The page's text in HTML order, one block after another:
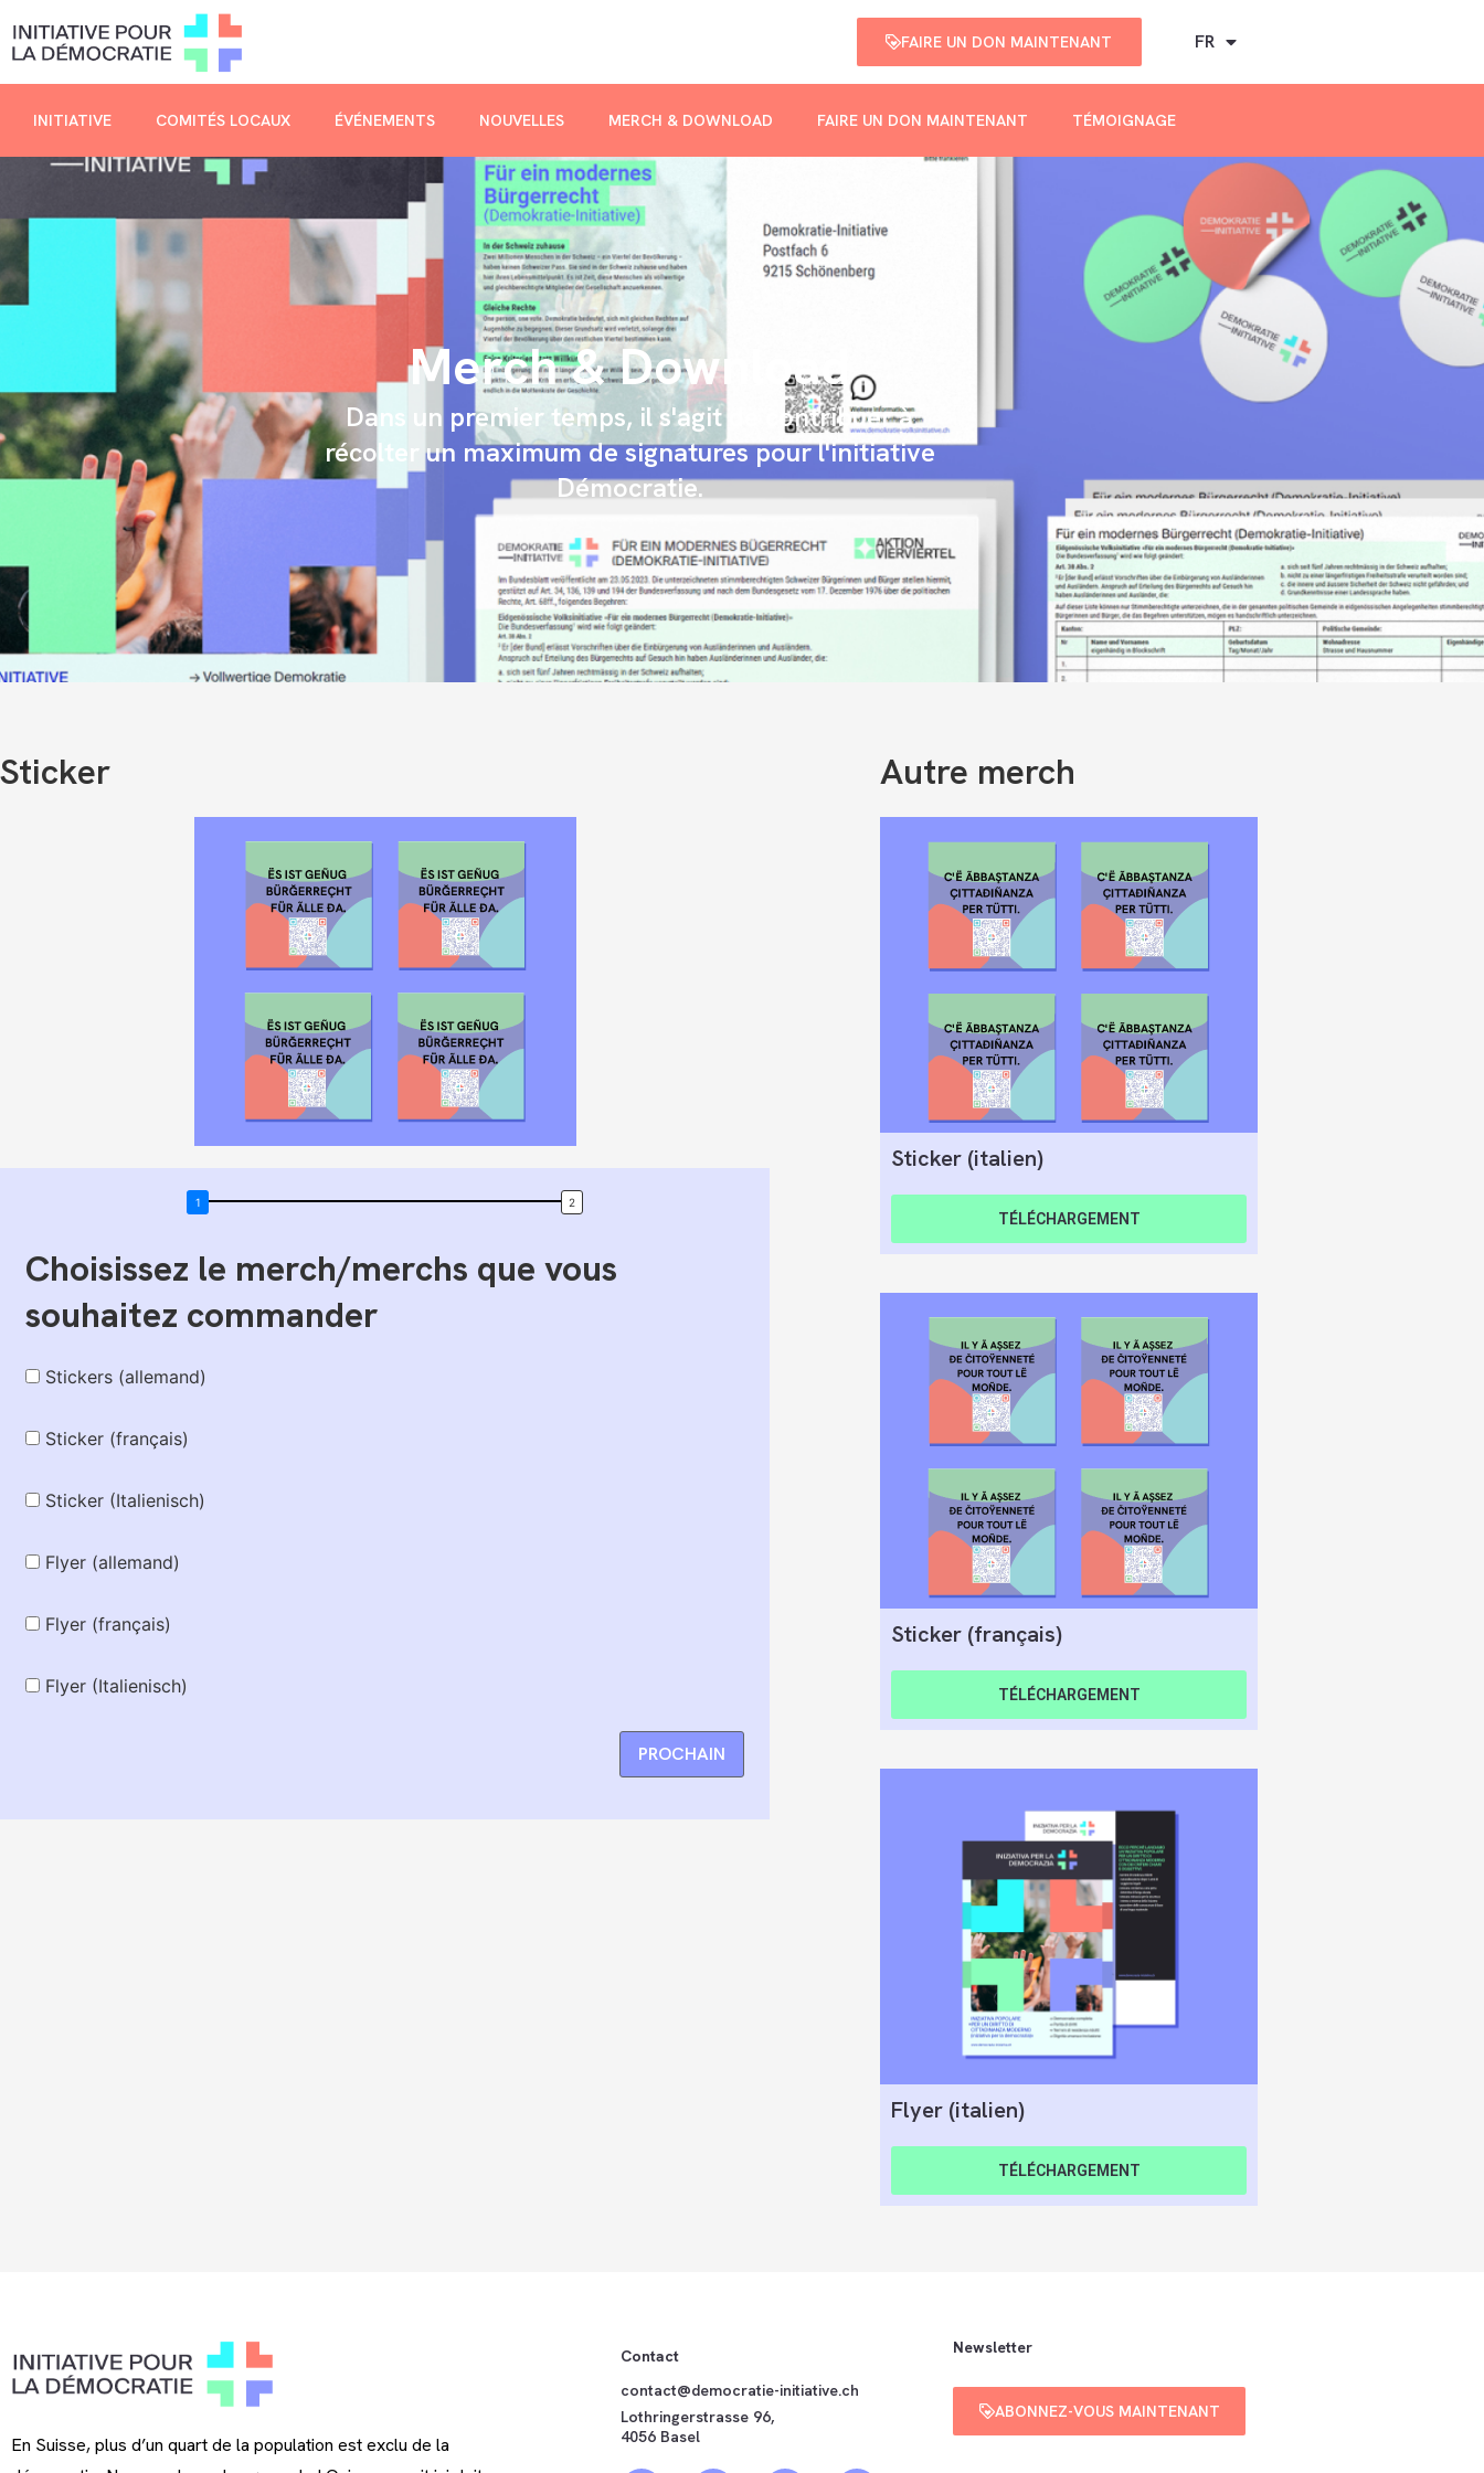
FAIRE UN DON MAINTENANT FR
INITIATIVE COMITÉS LOCAUX ÉVÉNEMENTS NOUVELLES MERCH & DOWNLOAD FAIRE UN DON MAINTENANT TÉMOIGNAGE
Merch & Download
Dans un premier temps, il s'agit de contribuer à
récolter un maximum de signatures pour l'initiative
Démocratie.
Sticker
Choisissez le merch/merchs que vous
souhaitez commander
Stickers (allemand)
Sticker (français)
Sticker (Italienisch)
Flyer (allemand)
Flyer (français)
Flyer (Italienisch)
PROCHAIN
Autre merch
Sticker (italien)
TÉLÉCHARGEMENT
Sticker (français)
TÉLÉCHARGEMENT
Flyer (italien)
TÉLÉCHARGEMENT
En Suisse, plus d’un quart de la population est exclu de la
Contact
contact@democratie-initiative.ch
Lothringerstrasse 96,
4056 Basel
Newsletter
ABONNEZ-VOUS MAINTENANT